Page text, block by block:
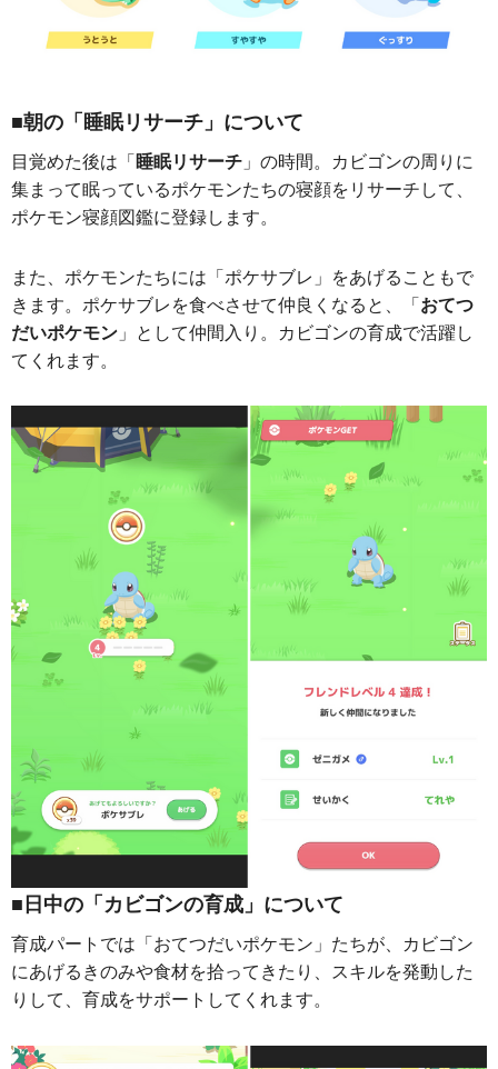
■朝の「睡眠リサーチ」について
目覚めた後は「睡眠リサーチ 」の時間。カビゴンの周りに
集まって眠っているポケモンたちの寝顔をリサーチして、
ポケモン寝顔図鑑に登録します。
また、ポケモンたちには「ポケサブレ」をあげることもで
きます。ポケサブレを食べさせて仲良くなると、「おてつ
だいポケモン 」として仲間入り。カビゴンの育成で活躍し
てくれます。
■日中の「カビゴンの育成」について
育成パートでは「おてつだいポケモン」たちが、カビゴン
にあげるきのみや食材を拾ってきたり、スキルを発動した
りして、育成をサポートしてくれます。